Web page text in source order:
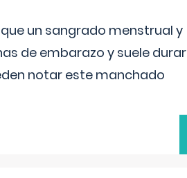
un sangrado menstrual y
de embarazo y suele durar
notar este manchado